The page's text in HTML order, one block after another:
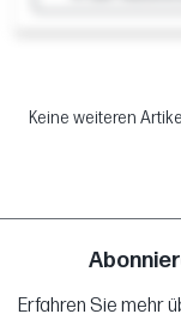
Keine weiteren
Erfahren Sie mehr